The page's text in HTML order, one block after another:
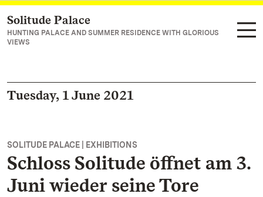
Navigate to main page
Solitude Palace
HUNTING PALACE AND SUMMER RESIDENCE WITH GLORIOUS
VIEWS
Tuesday, 1 June 2021
SOLITUDE PALACE | EXHIBITIONS
Schloss Solitude öffnet am 3.
Juni wieder seine Tore